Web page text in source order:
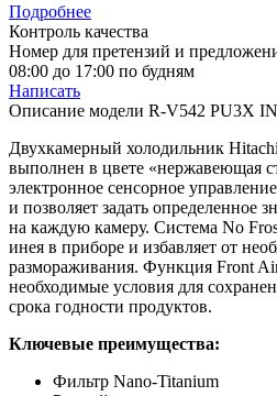
Подробнее
Контроль качества
Номер для претензий и
08:00 до 17:00 по будням
Написать
Описание модели R-V542 PU3X
Двухкамерный холодильник
выполнен в цвете «нержавеющая
электронное сенсорное
и позволяет задать определенное
на каждую камеру. Система No
инея в приборе и избавляет от
размораживания. Функция Front
необходимые условия для
срока годности продуктов.
Ключевые преимущества:
Фильтр Nano-Titanium